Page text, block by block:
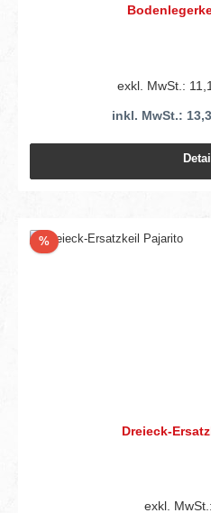
exkl. MwSt.:
inkl. MwSt.:
%Rabatt
Dreieck-
exkl.